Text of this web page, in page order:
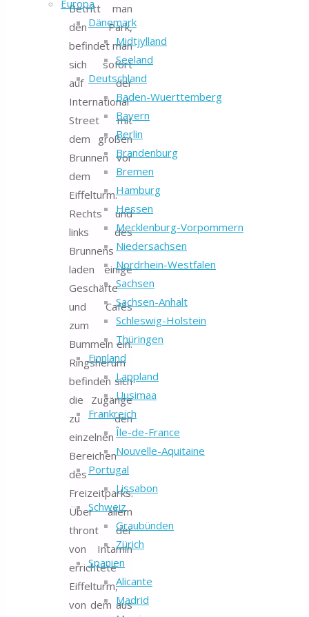
Europa
Dänemark
Midtjylland
Seeland
Deutschland
Baden-Wuerttemberg
Bayern
Berlin
Brandenburg
Bremen
Hamburg
Hessen
Mecklenburg-Vorpommern
Niedersachsen
Nordrhein-Westfalen
Sachsen
Sachsen-Anhalt
Schleswig-Holstein
Thüringen
Finnland
Lappland
Uusimaa
Frankreich
Île-de-France
Nouvelle-Aquitaine
Portugal
Lissabon
Schweiz
Graubünden
Zürich
Spanien
Alicante
Madrid
Betritt man
den Park,
befindet man
sich sofort
auf der
International
Street mit
dem großen
Brunnen vor
dem
Eiffelturm.
Rechts und
links des
Brunnens
laden einige
Geschäfte
und Cafés
zum
Bummeln ein.
Ringsherum
befinden sich
die Zugänge
zu den
einzelnen
Bereichen
des
Freizeitparks.
Über allem
thront der
von Intamin
errichtete
Eiffelturm,
von dem aus